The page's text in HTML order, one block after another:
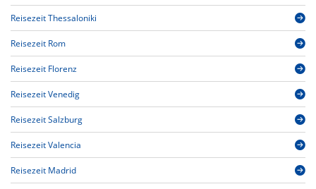
Reisezeit Thessaloniki
Reisezeit Rom
Reisezeit Florenz
Reisezeit Venedig
Reisezeit Salzburg
Reisezeit Valencia
Reisezeit Madrid